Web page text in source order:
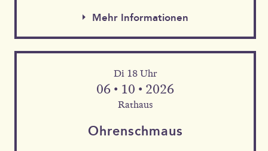
Mehr Informationen
Mehr Informationen
Di 18 Uhr
06 • 10 • 2026
Rathaus
Ohren­schmaus